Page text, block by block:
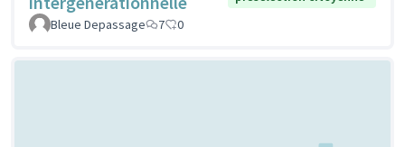
Bleue Depassage
7 0